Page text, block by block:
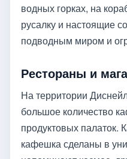
водных горках, на
русалку и настоящие
подводным миром и
Рестораны и
На территории
большое количество
продуктовых палаток.
кафешка сделаны в